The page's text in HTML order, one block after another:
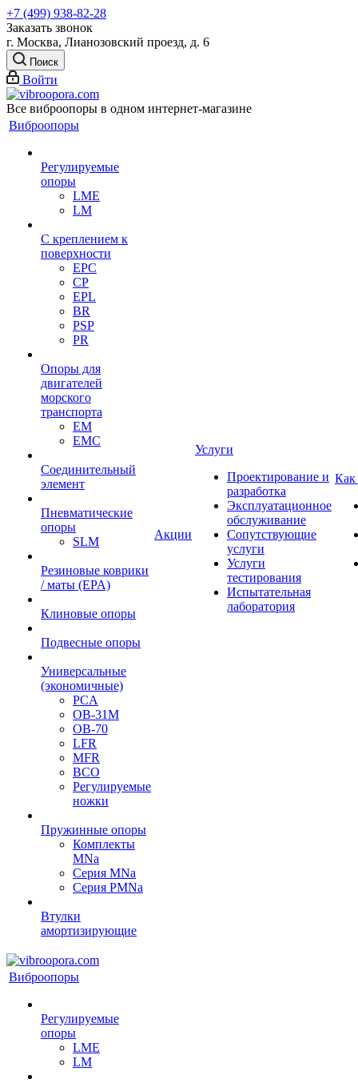
+7 (499) 938-82-28
Заказать звонок
г. Москва, Лианозовский проезд, д. 6
Поиск
Войти
Все виброопоры в одном интернет-магазине
Виброопоры
Регулируемые
опоры
LME
LM
С креплением к
поверхности
EPC
CP
EPL
BR
PSP
PR
Опоры для
двигателей
морского
транспорта
EM
EMC
Cоединительный
элемент
Пневматические
опоры
SLM
Резиновые коврики
/ маты (EPA)
Клиновые опоры
Подвесные опоры
Универсальные
(экономичные)
PCA
ОВ-31М
OB-70
LFR
MFR
ВСО
Регулируемые
ножки
Пружинные опоры
Комплекты
MNa
Серия MNa
Серия PMNa
Втулки
амортизирующие
Акции
Услуги
Проектирование и
разработка
Эксплуатационное
обслуживание
Сопутствующие
услуги
Услуги
тестирования
Испытательная
лаборатория
Как
Виброопоры
Регулируемые
опоры
LME
LM